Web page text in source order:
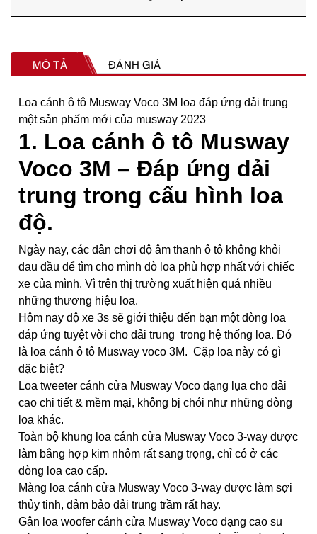
a
V
o
c
o
3
M
-
Đ
á
p
ứ
n
g
d
ả
i
t
r
u
n
g
t
r
MÔ TẢ ĐÁNH GIÁ
Loa cánh ô tô Musway Voco 3M loa đáp ứng dải trung
một sản phấm mới của musway 2023
1. Loa cánh ô tô Musway
Voco 3M – Đáp ứng dải
trung trong cấu hình loa
độ.
Ngày nay, các dân chơi độ âm thanh ô tô không khỏi
đau đầu để tìm cho mình dò loa phù hợp nhất với chiếc
xe của mình. Vì trên thị trường xuất hiện quá nhiều
những thương hiệu loa.
Hôm nay độ xe 3s sẽ giới thiệu đến bạn một dòng loa
đáp ứng tuyệt vời cho dải trung trong hệ thống loa. Đó
là oa cánh ô tô Musway voco 3M. Cặp loa này có gì
đặc biệt?
Loa tweeter cánh cửa Musway Voco dạng lụa cho dải
cao chi tiết & mềm mại, không bị chói như những dòng
loa khác.
Toàn bộ khung loa cánh cửa Musway Voco 3-way được
làm bằng hợp kim nhôm rất sang trọng, chỉ có ở các
dòng loa cao cấp.
Màng loa cánh cửa Musway Voco 3-way được làm sợi
thủy tinh, đảm bảo dải trung trầm rất hay.
Gân loa woofer cánh cửa Musway Voco dạng cao su